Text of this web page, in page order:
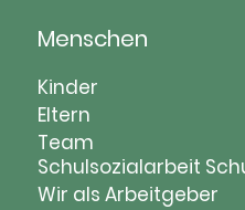
Menschen
Navigation
überspringen
Kinder
Eltern
Team
Schulsozialarbeit
Wir als Arbeitgeber